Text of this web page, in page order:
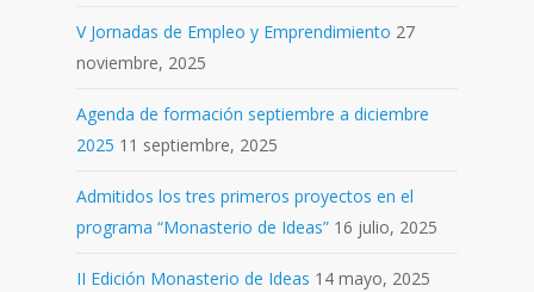
V Jornadas de Empleo y Emprendimiento 27
noviembre, 2025
Agenda de formación septiembre a diciembre
2025 11 septiembre, 2025
Admitidos los tres primeros proyectos en el
programa “Monasterio de Ideas” 16 julio, 2025
II Edición Monasterio de Ideas 14 mayo, 2025